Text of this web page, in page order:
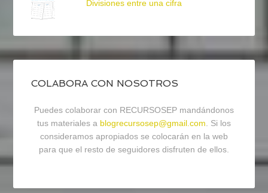
Divisiones entre una cifra
COLABORA CON NOSOTROS
Puedes colaborar con RECURSOSEP mandándonos
tus materiales a blogrecursosep@gmail.com. Si los
consideramos apropiados se colocarán en la web
para que el resto de seguidores disfruten de ellos.